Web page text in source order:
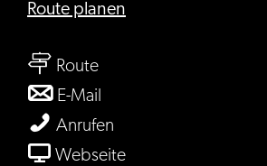
Route planen
Routebis
Dille
&
Kamille
E-Mail
Dille
&
Anrufen
&
Webseiteab